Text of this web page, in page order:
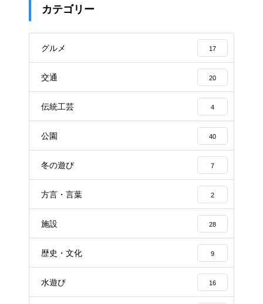
カテゴリー
グルメ 17
交通 20
伝統工芸 4
公園 40
冬の遊び 7
方言・言葉 2
施設 28
歴史・文化 9
水遊び 16